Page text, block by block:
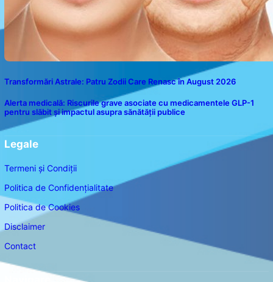
Transformări Astrale: Patru Zodii Care Renasc în August 2026
Alerta medicală: Riscurile grave asociate cu medicamentele GLP-1
pentru slăbit și impactul asupra sănătății publice
Legale
Termeni și Condiții
Politica de Confidențialitate
Politica de Cookies
Disclaimer
Contact